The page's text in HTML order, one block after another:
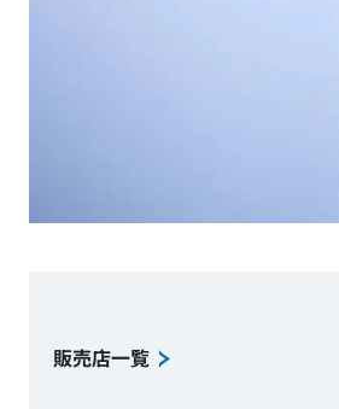
販売店一覧